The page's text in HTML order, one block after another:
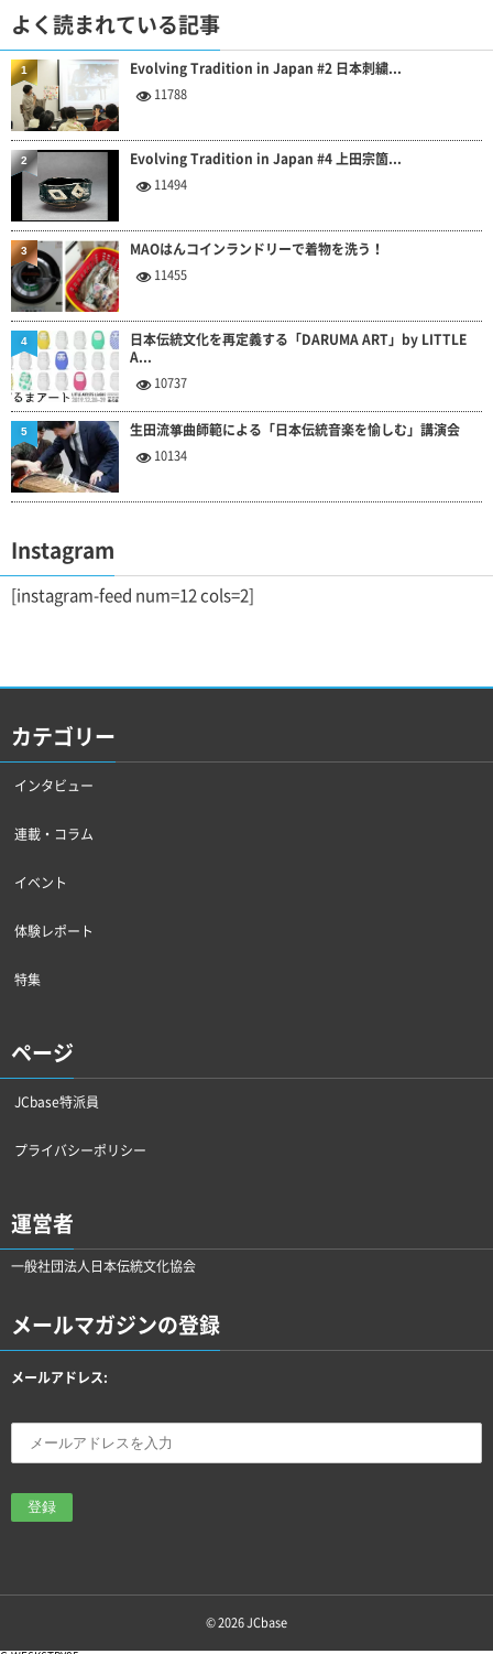
よく読まれている記事
Evolving Tradition in Japan #2 日本刺繍...
11788
1
Evolving Tradition in Japan #4 上田宗箇...
11494
2
MAOはんコインランドリーで着物を洗う！
11455
3
日本伝統文化を再定義する「DARUMA ART」by LITTLE
A...
10737
4
生田流箏曲師範による「日本伝統音楽を愉しむ」講演会
10134
5
Instagram
[instagram-feed num=12 cols=2]
カテゴリー
インタビュー
連載・コラム
イベント
体験レポート
特集
ページ
JCbase特派員
プライバシーポリシー
運営者
一般社団法人日本伝統文化協会
メールマガジンの登録
メールアドレス:
© 2026JCbase